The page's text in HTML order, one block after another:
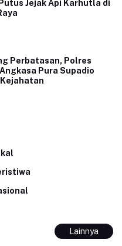
Jejak Api Karhutla di
Perbatasan, Polres
Pura Supadio
Lainnya